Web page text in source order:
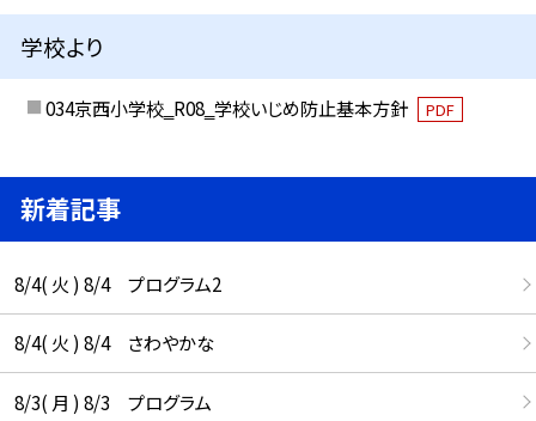
学校より
034京西小学校‗R08‗学校いじめ防止基本方針 PDF
新着記事
8/4( 火 ) 8/4 プログラム2
8/4( 火 ) 8/4 さわやかな
8/3( 月 ) 8/3 プログラム